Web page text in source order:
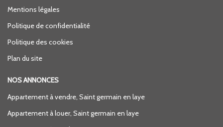
Mentions légales
Politique de confidentialité
Politique des cookies
Plan du site
NOS ANNONCES
Appartement à vendre, Saint germain en laye
Appartement à louer, Saint germain en laye